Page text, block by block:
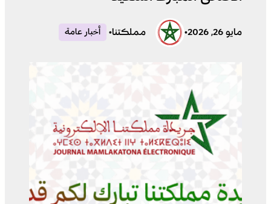
مايو 26, 2026 • مملكتنا• أخبار عامة